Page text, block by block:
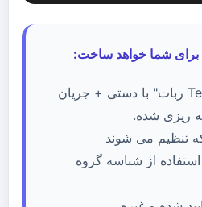
تب "01 Telegram ربات" با دستی + جریان
ریزی شده.
تنظیم می شوند
استفاده از شناسه گروه